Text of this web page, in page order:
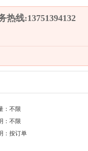
热线:13751394132
：不限
：不限
：按订单